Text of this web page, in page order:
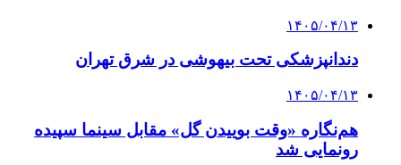
۱۴۰۵/۰۴/۱۳
دندانپزشکی تحت بیهوشی در شرق تهران
۱۴۰۵/۰۴/۱۳
هم‌نگاره «وقت بوییدن گل» مقابل سینما سپیده
رونمایی شد